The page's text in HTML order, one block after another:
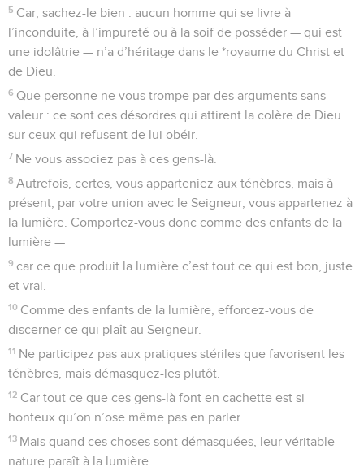
5 Car, sachez-le bien : aucun homme qui se livre à
l’inconduite, à l’impureté ou à la soif de posséder — qui est
une idolâtrie — n’a d’héritage dans le *royaume du Christ et
de Dieu.
6 Que personne ne vous trompe par des arguments sans
valeur : ce sont ces désordres qui attirent la colère de Dieu
sur ceux qui refusent de lui obéir.
7 Ne vous associez pas à ces gens-là.
8 Autrefois, certes, vous apparteniez aux ténèbres, mais à
présent, par votre union avec le Seigneur, vous appartenez à
la lumière. Comportez-vous donc comme des enfants de la
lumière —
9 car ce que produit la lumière c’est tout ce qui est bon, juste
et vrai.
10 Comme des enfants de la lumière, efforcez-vous de
discerner ce qui plaît au Seigneur.
11 Ne participez pas aux pratiques stériles que favorisent les
ténèbres, mais démasquez-les plutôt.
12 Car tout ce que ces gens-là font en cachette est si
honteux qu’on n’ose même pas en parler.
13 Mais quand ces choses sont démasquées, leur véritable
nature paraît à la lumière.